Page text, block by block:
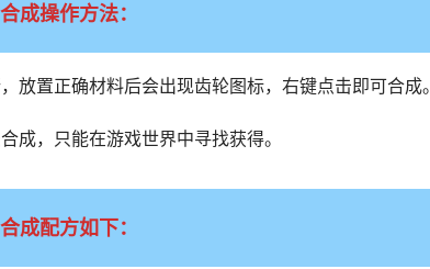
合成操作方法：
放置正确材料后会出现齿轮图标，右键点击即可合成。
成，只能在游戏世界中寻找获得。
合成配方如下：